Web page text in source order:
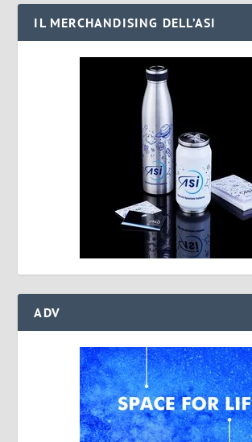
IL MERCHANDISING DELL’ASI
ADV